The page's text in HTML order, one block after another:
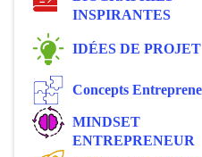
INSPIRANTES
IDÉES DE PROJET
Concepts
MINDSET
ENTREPRENEUR